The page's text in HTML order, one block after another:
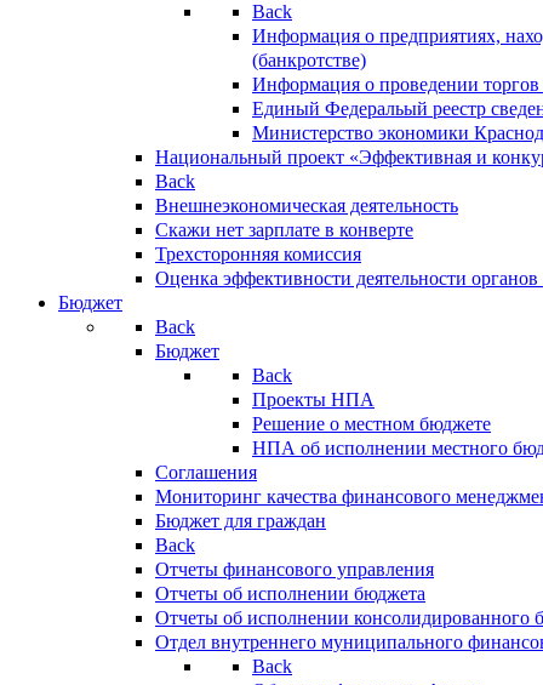
Back
Информация о предприятиях,
(банкротстве)
Информация о проведении
Единый Федеральый реестр
Министерство экономики
Национальный проект «Эффективная и
Back
Внешнеэкономическая деятельность
Скажи нет зарплате в конверте
Трехсторонняя комиссия
Оценка эффективности деятельности
Бюджет
Back
Бюджет
Back
Проекты НПА
Решение о местном бюджете
НПА об исполнении местного
Соглашения
Мониторинг качества финансового
Бюджет для граждан
Back
Отчеты финансового управления
Отчеты об исполнении бюджета
Отчеты об исполнении консолидированного
Отдел внутреннего муниципального
Back